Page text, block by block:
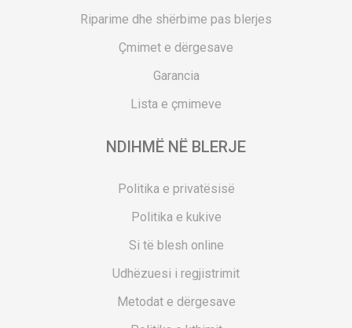
Riparime dhe shërbime pas blerjes
Çmimet e dërgesave
Garancia
Lista e çmimeve
NDIHMË NË BLERJE
Politika e privatësisë
Politika e kukive
Si të blesh online
Udhëzuesi i regjistrimit
Metodat e dërgesave